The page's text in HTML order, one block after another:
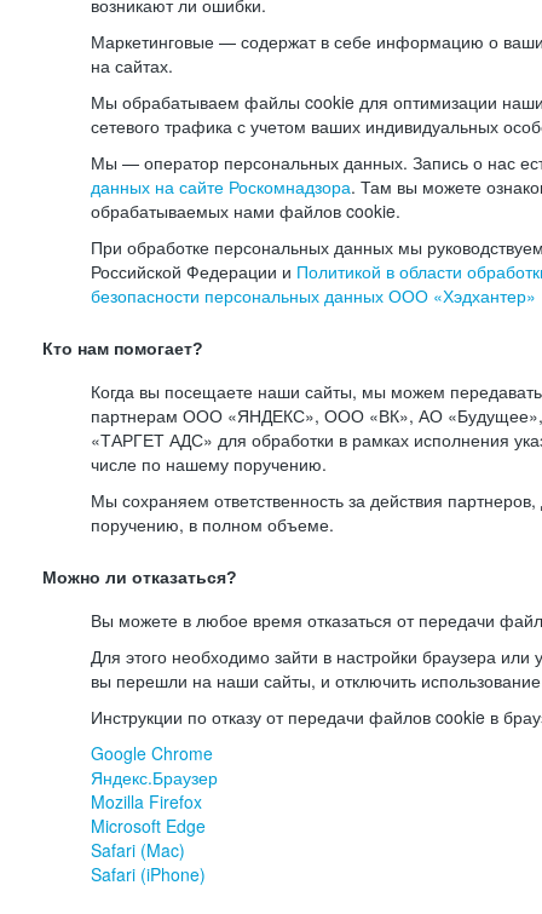
возникают ли ошибки.
Маркетинговые — содержат в себе информацию о
на сайтах.
Мы обрабатываем файлы cookie для оптимизации
сетевого трафика с учетом ваших индивидуальных
Мы — оператор персональных данных. Запись о нас
данных на сайте Роскомнадзора. Там вы можете
обрабатываемых нами файлов cookie.
При обработке персональных данных мы
Российской Федерации и Политикой в области
безопасности персональных данных ООО «Хэдхантер»
Кто нам помогает?
Когда вы посещаете наши сайты, мы можем
партнерам ООО «ЯНДЕКС», ООО «ВК», АО
«ТАРГЕТ АДС» для обработки в рамках исполнения
числе по нашему поручению.
Мы сохраняем ответственность за действия
поручению, в полном объеме.
Можно ли отказаться?
Вы можете в любое время отказаться от передачи
Для этого необходимо зайти в настройки браузера или
вы перешли на наши сайты, и отключить
Инструкции по отказу от передачи файлов cookie в
Google Chrome
Яндекс.Браузер
Mozilla Firefox
Microsoft Edge
Safari (Mac)
Safari (iPhone)